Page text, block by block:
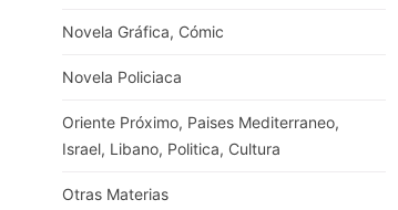
Novela Gráfica, Cómic
Novela Policiaca
Oriente Próximo, Paises Mediterraneo,
Israel, Libano, Politica, Cultura
Otras Materias